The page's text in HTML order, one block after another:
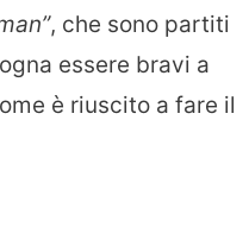
, che sono partiti
essere bravi a
è riuscito a fare il